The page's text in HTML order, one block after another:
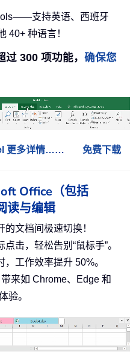
支持英语、西班牙
40+ 种语言！
300 项功能， 确保您
更多详情…… 免费下载
Office（包括
读与编辑
文档间极速切换！
击，轻松告别“鼠标手”。
工作效率提升 50%。
来如 Chrome、Edge 和
验。